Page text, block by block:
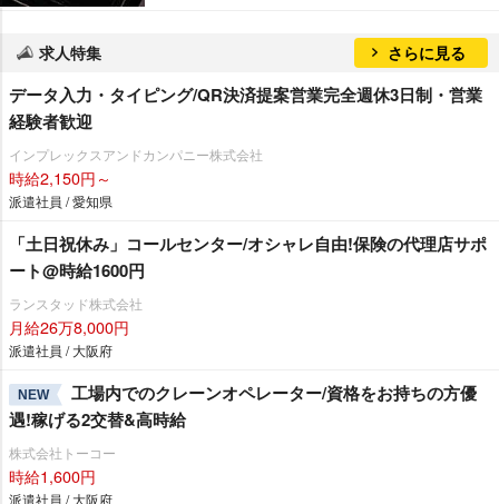
求人特集 さらに見る
データ入力・タイピング/QR決済提案営業完全週休3日制・営業
経験者歓迎
インプレックスアンドカンパニー株式会社
時給2,150円～
派遣社員 / 愛知県
「土日祝休み」コールセンター/オシャレ自由!保険の代理店サポ
ート@時給1600円
ランスタッド株式会社
月給26万8,000円
派遣社員 / 大阪府
NEW
工場内でのクレーンオペレーター/資格をお持ちの方優
遇!稼げる2交替&高時給
株式会社トーコー
時給1,600円
派遣社員 / 大阪府